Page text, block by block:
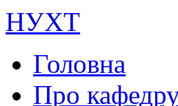
НУХТ
Головна
Про